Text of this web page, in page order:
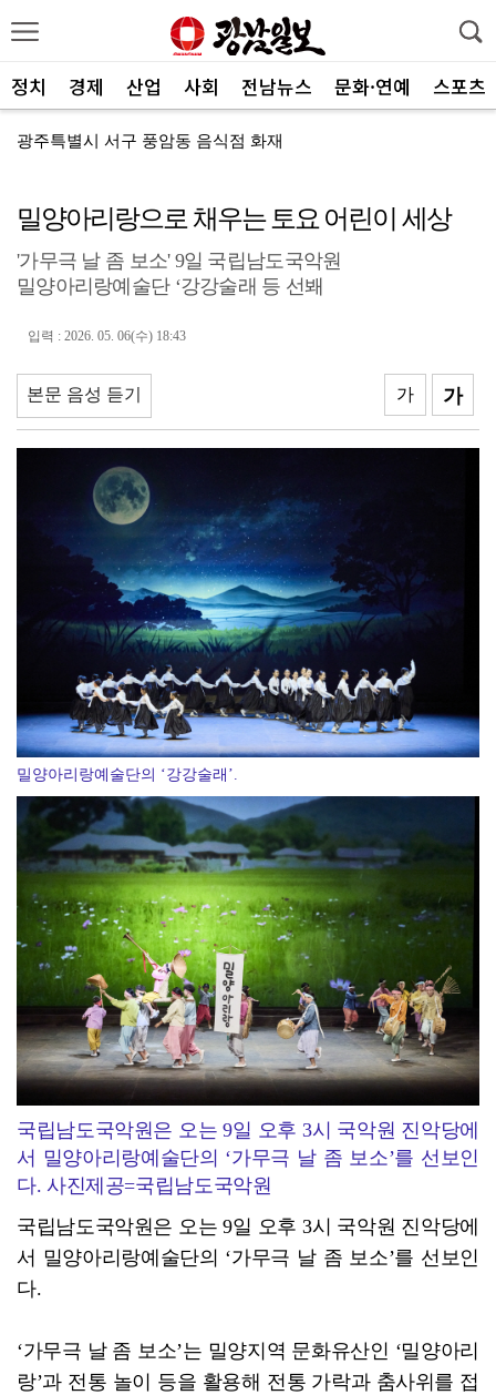
정치 경제 산업 사회 전남뉴스 문화·연예 스포츠
광주특별시 서구 풍암동 음식점 화재
농협광주본부, 하반기 상호금융 사업방향 공유
전남광주농기원, ‘청년4-H 과제경진대회’ 성료
광주특별시 광산구, 식중독 예방 집중 관리
광주신보, 전통시장에 폭염 극복 생수 나눔
전남광주통합특별시, 전국 최초 ‘섬 반값 여행’
밀양아리랑으로 채우는 토요 어린이 세상
'가무극 날 좀 보소' 9일 국립남도국악원
밀양아리랑예술단 ‘강강술래 등 선봬
입력 : 2026. 05. 06(수) 18:43
본문 음성 듣기 가
가
밀양아리랑예술단의 ‘강강술래’.
국립남도국악원은 오는 9일 오후 3시 국악원 진악당에
서 밀양아리랑예술단의 ‘가무극 날 좀 보소’를 선보인
다. 사진제공=국립남도국악원
국립남도국악원은 오는 9일 오후 3시 국악원 진악당에
서 밀양아리랑예술단의 ‘가무극 날 좀 보소’를 선보인
다.
‘가무극 날 좀 보소’는 밀양지역 문화유산인 ‘밀양아리
랑’과 전통 놀이 등을 활용해 전통 가락과 춤사위를 접